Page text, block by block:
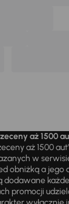
aż 1500
aż 1500
w
obniżką a
dodawane
promocji